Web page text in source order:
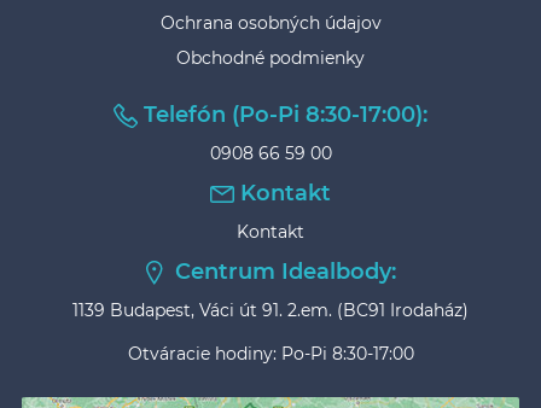
Ochrana osobných údajov
Obchodné podmienky
Telefón (Po-Pi 8:30-17:00):
0908 66 59 00
Kontakt
Kontakt
Centrum Idealbody:
1139 Budapest, Váci út 91. 2.em. (BC91 Irodaház)
Otváracie hodiny: Po-Pi 8:30-17:00